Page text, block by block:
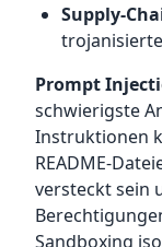
Supply-
Prompt
schwierigste
Instruktionen
README-
versteckt sein
Sandboxing